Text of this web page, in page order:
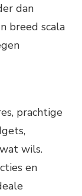
dan
breed scala
prachtige
wils.
en